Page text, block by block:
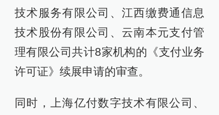
技术服务有限公司、江西缴费通信息
技术股份有限公司、云南本元支付管
理有限公司共计8家机构的《支付业务
许可证》续展申请的审查。
同时，上海亿付数字技术有限公司、